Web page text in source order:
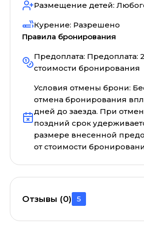
Размещение детей:
Курение: Разрешено
Правила бронирования
Предоплата: Предоплата:
стоимости бронирования
Условия отмены брони:
отмена бронирования
дней до заезда. При
поздний срок
размере внесенной
от стоимости
Отзывы (0) 5